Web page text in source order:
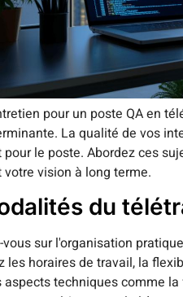
pour un poste QA en
La qualité de vos
le poste. Abordez ces
vision à long terme.
du
vous sur l'organisation
les horaires de travail, la
aspects techniques comme